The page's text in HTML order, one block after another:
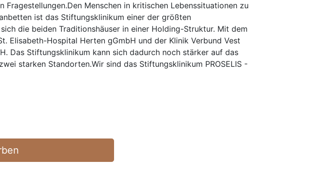
Menschen in kritischen Lebenssituationen zu
ist das Stiftungsklinikum einer der größten
die beiden Traditionshäuser in einer Holding-Struktur. Mit dem
Elisabeth-Hospital Herten gGmbH und der Klinik Verbund Vest
Das Stiftungsklinikum kann sich dadurch noch stärker auf das
starken Standorten.Wir sind das Stiftungsklinikum PROSELIS -